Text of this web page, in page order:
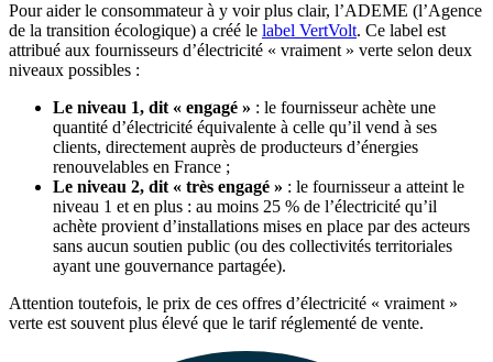
Pour aider le consommateur à y voir plus clair, l’ADEME (l’Agence
de la transition écologique) a créé le label VertVolt. Ce label est
attribué aux fournisseurs d’électricité « vraiment » verte selon deux
niveaux possibles :
Le niveau 1, dit « engagé » : le fournisseur achète une
quantité d’électricité équivalente à celle qu’il vend à ses
clients, directement auprès de producteurs d’énergies
renouvelables en France ;
Le niveau 2, dit « très engagé » : le fournisseur a atteint le
niveau 1 et en plus : au moins 25 % de l’électricité qu’il
achète provient d’installations mises en place par des acteurs
sans aucun soutien public (ou des collectivités territoriales
ayant une gouvernance partagée).
Attention toutefois, le prix de ces offres d’électricité « vraiment »
verte est souvent plus élevé que le tarif réglementé de vente.